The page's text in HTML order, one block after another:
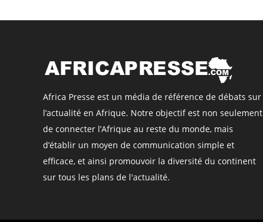
Africa Presse est un média de référence de débats sur
l’actualité en Afrique. Notre objectif est non seulement
de connecter l’Afrique au reste du monde, mais
d’établir un moyen de communication simple et
efficace, et ainsi promouvoir la diversité du continent
sur tous les plans de l'actualité.